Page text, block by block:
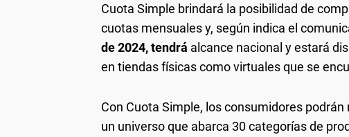
Cuota Simple brindará la posibilidad de
cuotas mensuales y, según indica el
de 2024, tendrá alcance nacional y estará
en tiendas físicas como virtuales que se
Con Cuota Simple, los consumidores
un universo que abarca 30 categorías de